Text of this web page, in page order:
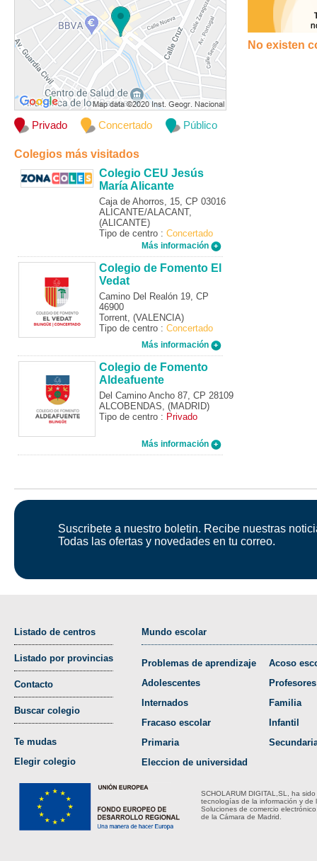
Privado Concertado Público
Colegios más visitados
Colegio CEU Jesús
María Alicante
Caja de Ahorros, 15, CP 03016
ALICANTE/ALACANT,
(ALICANTE)
Tipo de centro : Concertado
Más información
Colegio de Fomento El
Vedat
Camino Del Realón 19, CP
46900
Torrent, (VALENCIA)
Tipo de centro : Concertado
Más información
Colegio de Fomento
Aldeafuente
Del Camino Ancho 87, CP 28109
ALCOBENDAS, (MADRID)
Tipo de centro : Privado
Más información
No existen
Suscribete a nuestro boletin. Recibe nuestras
Todas las ofertas y novedades en tu correo.
Listado de centros
Listado por provincias
Contacto
Buscar colegio
Te mudas
Elegir colegio
Mundo escolar
Problemas de aprendizaje
Adolescentes
Internados
Fracaso escolar
Primaria
Eleccion de universidad
Acoso
Profesores
Familia
Infantil
SCHOLARUM DIGITAL,SL, ha
tecnologías de la información y de
Soluciones de comercio
de la Cámara de Madrid.